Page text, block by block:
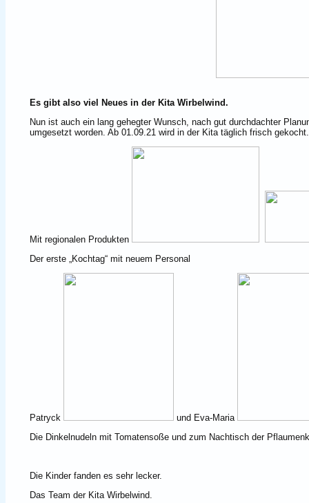
Es gibt also viel Neues in der Kita Wirbelwind.
Nun ist auch ein lang gehegter Wunsch, nach gut durchdachter
umgesetzt worden. Ab 01.09.21 wird in der Kita täglich frisch gekocht.
Mit regionalen Produkten
Der erste „Kochtag“ mit neuem Personal
Patryck
und Eva-Maria
Die Dinkelnudeln mit Tomatensoße und zum Nachtisch der
Die Kinder fanden es sehr lecker.
Das Team der Kita Wirbelwind.